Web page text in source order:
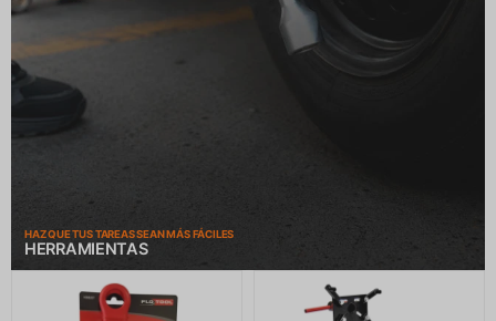
HAZ QUE TUS TAREAS SEAN MÁS FÁCILES
HERRAMIENTAS